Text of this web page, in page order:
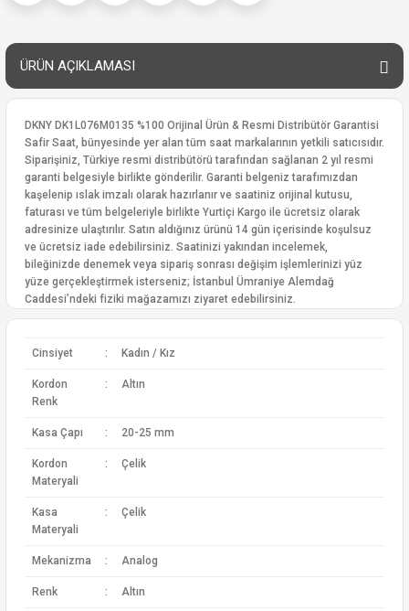
ÜRÜN AÇIKLAMASI
DKNY DK1L076M0135 %100 Orijinal Ürün & Resmi Distribütör Garantisi
Safir Saat, bünyesinde yer alan tüm saat markalarının yetkili satıcısıdır.
Siparişiniz, Türkiye resmi distribütörü tarafından sağlanan 2 yıl resmi
garanti belgesiyle birlikte gönderilir. Garanti belgeniz tarafımızdan
kaşelenip ıslak imzalı olarak hazırlanır ve saatiniz orijinal kutusu,
faturası ve tüm belgeleriyle birlikte Yurtiçi Kargo ile ücretsiz olarak
adresinize ulaştırılır. Satın aldığınız ürünü 14 gün içerisinde koşulsuz
ve ücretsiz iade edebilirsiniz. Saatinizi yakından incelemek,
bileğinizde denemek veya sipariş sonrası değişim işlemlerinizi yüz
yüze gerçekleştirmek isterseniz; İstanbul Ümraniye Alemdağ
Caddesi’ndeki fiziki mağazamızı ziyaret edebilirsiniz.
Cinsiyet : Kadın / Kız
Kordon
Renk
: Altın
Kasa Çapı : 20-25 mm
Kordon
Materyali
: Çelik
Kasa
Materyali
: Çelik
Mekanizma : Analog
Renk : Altın